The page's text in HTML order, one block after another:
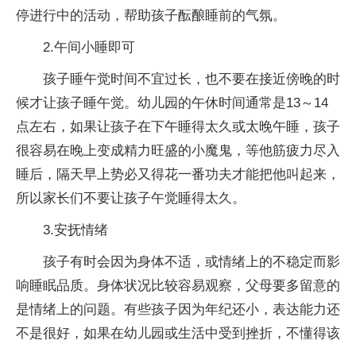
停进行中的活动，帮助孩子酝酿睡前的气氛。
2.午间小睡即可
孩子睡午觉时间不宜过长，也不要在接近傍晚的时
候才让孩子睡午觉。幼儿园的午休时间通常是13～14
点左右，如果让孩子在下午睡得太久或太晚午睡，孩子
很容易在晚上变成精力旺盛的小魔鬼，等他筋疲力尽入
睡后，隔天早上势必又得花一番功夫才能把他叫起来，
所以家长们不要让孩子午觉睡得太久。
3.安抚情绪
孩子有时会因为身体不适，或情绪上的不稳定而影
响睡眠品质。身体状况比较容易观察，父母要多留意的
是情绪上的问题。有些孩子因为年纪还小，表达能力还
不是很好，如果在幼儿园或生活中受到挫折，不懂得该